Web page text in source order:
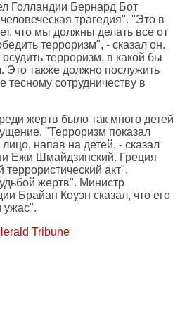
Голландии Бернард Бот
трагедия". "Это в
что мы должны делать все от
терроризм", - сказал он.
терроризм, в какой бы
Это также должно послужить
тесному сотрудничеству в
жертв было так много детей
"Терроризм показал
напав на детей, - сказал
Ежи Шмайдзинский. Греция
акт".
жертв". Министр
Брайан Коуэн сказал, что его
ужас".
Tribune